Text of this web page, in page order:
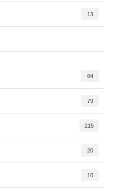
13
64
79
215
20
10